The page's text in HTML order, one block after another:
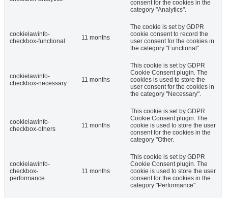
consent for the cookies in the
category "Analytics".
cookielawinfo-
checkbox-functional
11 months
The cookie is set by GDPR
cookie consent to record the
user consent for the cookies in
the category "Functional".
cookielawinfo-
checkbox-necessary
11 months
This cookie is set by GDPR
Cookie Consent plugin. The
cookies is used to store the
user consent for the cookies in
the category "Necessary".
cookielawinfo-
checkbox-others
11 months
This cookie is set by GDPR
Cookie Consent plugin. The
cookie is used to store the user
consent for the cookies in the
category "Other.
cookielawinfo-
checkbox-
performance
11 months
This cookie is set by GDPR
Cookie Consent plugin. The
cookie is used to store the user
consent for the cookies in the
category "Performance".